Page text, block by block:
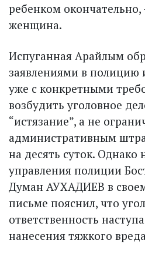
ребенком окончательно,
женщина.
Испуганная Арайлым
заявлениями в полицию
уже с конкретными
возбудить уголовное
“истязание”, а не
административным
на десять суток. Однако
управления полиции
Думан АУХАДИЕВ в
письме пояснил, что
ответственность
нанесения тяжкого